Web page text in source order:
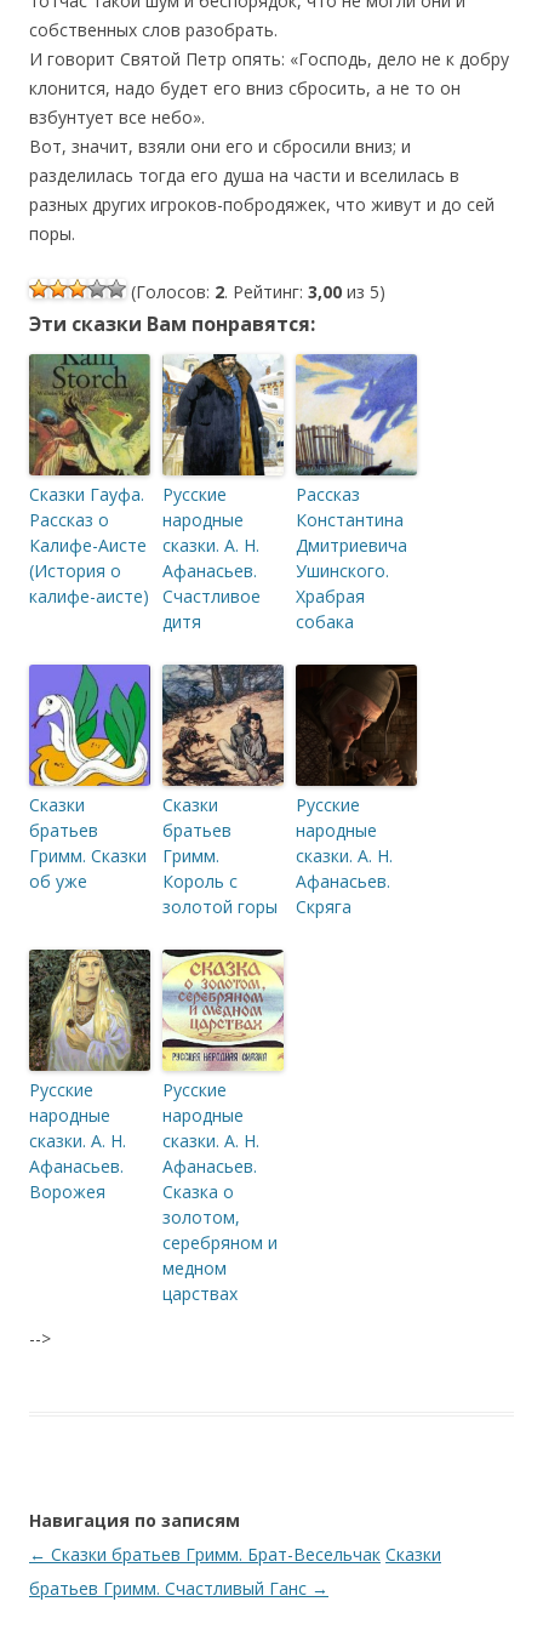
собственных слов разобрать.
И говорит Святой Петр опять: «Господь, дело не к добру
клонится, надо будет его вниз сбросить, а не то он
взбунтует все небо».
Вот, значит, взяли они его и сбросили вниз; и
разделилась тогда его душа на части и вселилась в
разных других игроков-побродяжек, что живут и до сей
поры.
(Голосов: 2. Рейтинг: 3,00 из 5)
Эти сказки Вам понравятся:
Сказки Гауфа.
Рассказ о
Калифе-Аисте
(История о
калифе-аисте)
Русские
народные
сказки. А. Н.
Афанасьев.
Счастливое
дитя
Рассказ
Константина
Дмитриевича
Ушинского.
Храбрая
собака
Сказки
братьев
Гримм. Сказки
об уже
Сказки
братьев
Гримм.
Король с
золотой горы
Русские
народные
сказки. А. Н.
Афанасьев.
Скряга
Русские
народные
сказки. А. Н.
Афанасьев.
Ворожея
Русские
народные
сказки. А. Н.
Афанасьев.
Сказка о
золотом,
серебряном и
медном
царствах
-->
Навигация по записям
← Сказки братьев Гримм. Брат-Весельчак Сказки
братьев Гримм. Счастливый Ганс →